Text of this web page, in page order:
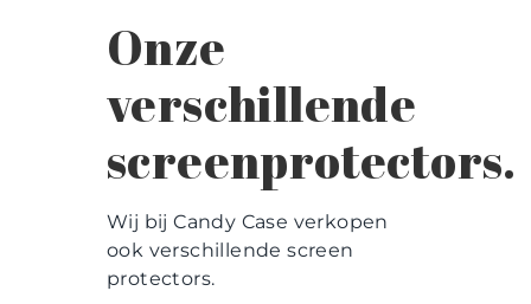
Onze
verschillende
screenprotectors.
Wij bij Candy Case verkopen
ook verschillende screen
protectors.